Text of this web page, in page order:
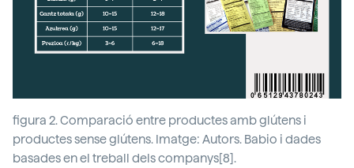
figura 2. Comparació entre productes amb glútens i
productes sense glútens. Imatge: Autors. Babio i dades
basades en el treball dels companys[8].